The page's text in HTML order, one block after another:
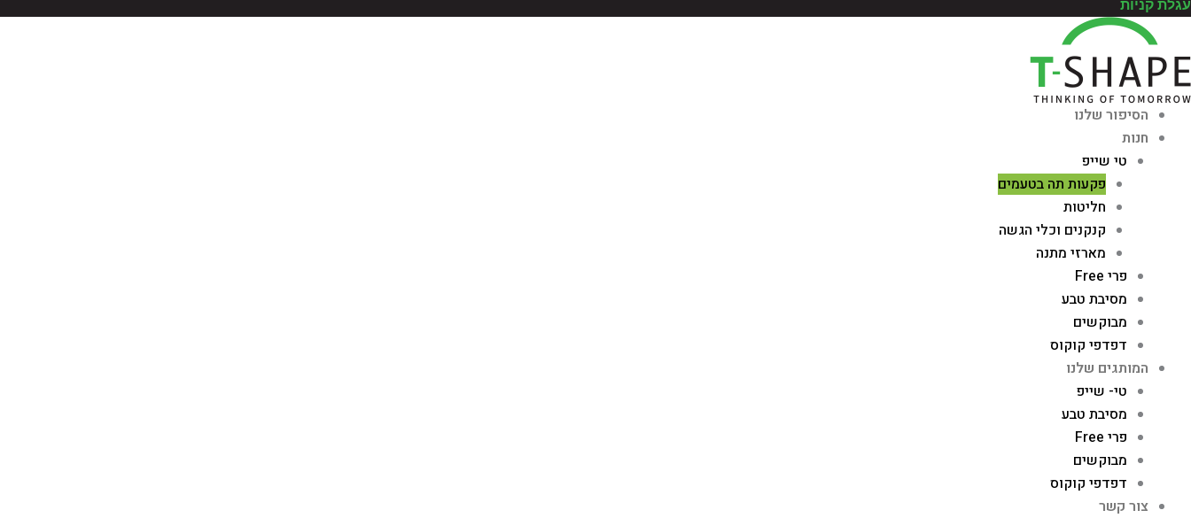
עגלת קניות
הסיפור שלנו
חנות
טי שייפ
פקעות תה בטעמים
חליטות
קנקנים וכלי הגשה
מארזי מתנה
פרי Free
מסיבת טבע
מבוקשים
דפדפי קוקוס
המותגים שלנו
טי- שייפ
מסיבת טבע
פרי Free
מבוקשים
דפדפי קוקוס
צור קשר